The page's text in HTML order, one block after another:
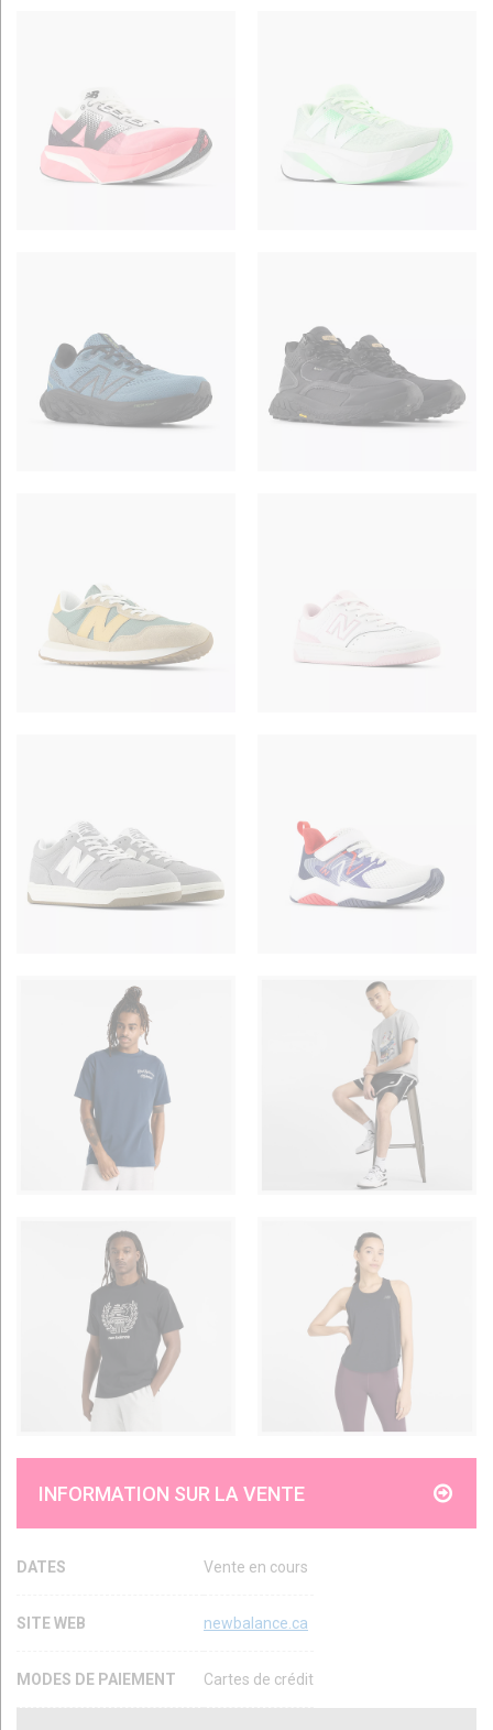
INFORMATION SUR LA VENTE
DATES Vente en cours
SITE WEB newbalance.ca
MODES DE PAIEMENT Cartes de crédit